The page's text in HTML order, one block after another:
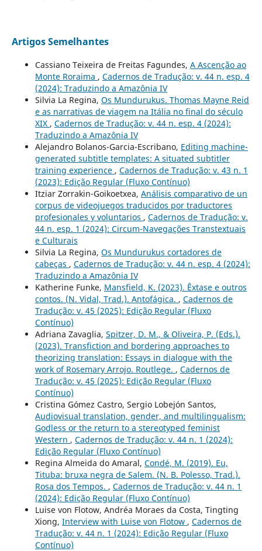
Artigos Semelhantes
Cassiano Teixeira de Freitas Fagundes, A Ascenção ao
Monte Roraima , Cadernos de Tradução: v. 44 n. esp. 4
(2024): Traduzindo a Amazônia IV
Silvia La Regina, Os Mundurukus. Thomas Mayne Reid
e as narrativas de viagem na Itália no final do século
XIX , Cadernos de Tradução: v. 44 n. esp. 4 (2024):
Traduzindo a Amazônia IV
Alejandro Bolanos-Garcia-Escribano, Editing machine-
generated subtitle templates: A situated subtitler
training experience , Cadernos de Tradução: v. 43 n. 1
(2023): Edição Regular (Fluxo Contínuo)
Itziar Zorrakin-Goikoetxea, Análisis comparativo de un
corpus de videojuegos traducidos por traductores
profesionales y voluntarios , Cadernos de Tradução: v.
44 n. esp. 1 (2024): Circum-Navegações Transtextuais
e Culturais
Silvia La Regina, Os Mundurukus cortadores de
cabeças , Cadernos de Tradução: v. 44 n. esp. 4 (2024):
Traduzindo a Amazônia IV
Katherine Funke, Mansfield, K. (2023). Êxtase e outros
contos. (N. Vidal, Trad.). Antofágica. , Cadernos de
Tradução: v. 45 (2025): Edição Regular (Fluxo
Contínuo)
Adriana Zavaglia, Spitzer, D. M., & Oliveira, P. (Eds.).
(2023). Transfiction and bordering approaches to
theorizing translation: Essays in dialogue with the
work of Rosemary Arrojo. Routlege. , Cadernos de
Tradução: v. 45 (2025): Edição Regular (Fluxo
Contínuo)
Cristina Gómez Castro, Sergio Lobejón Santos,
Audiovisual translation, gender, and multilingualism:
Godless or the return to a stereotyped feminist
Western , Cadernos de Tradução: v. 44 n. 1 (2024):
Edição Regular (Fluxo Contínuo)
Regina Almeida do Amaral, Condé, M. (2019). Eu,
Tituba: bruxa negra de Salem. (N. B. Polesso, Trad.).
Rosa dos Tempos. , Cadernos de Tradução: v. 44 n. 1
(2024): Edição Regular (Fluxo Contínuo)
Luise von Flotow, Andréa Moraes da Costa, Tingting
Xiong, Interview with Luise von Flotow , Cadernos de
Tradução: v. 44 n. 1 (2024): Edição Regular (Fluxo
Contínuo)